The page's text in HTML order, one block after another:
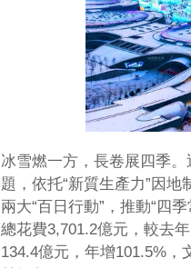
冰雪燃一方，長卷展四季
題，依托“新質生產力”因
兩大“百日行動”，推動“四
總花費3,701.2億元，較去
134.4億元，年增101.5%